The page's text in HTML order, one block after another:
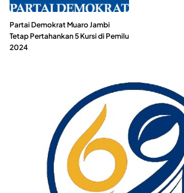
Partai Demokrat Muaro Jambi
Tetap Pertahankan 5 Kursi di Pemilu
2024